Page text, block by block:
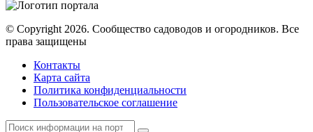
© Copyright 2026. Cообщество садоводов и огородников. Все
права защищены
Контакты
Карта сайта
Политика конфиденциальности
Пользовательское соглашение